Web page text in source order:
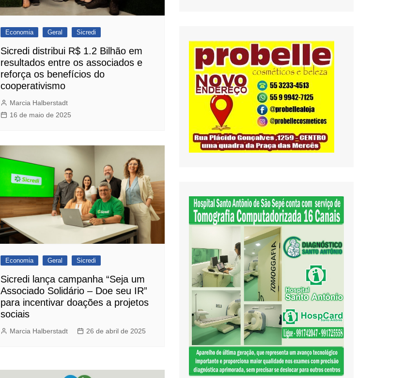
Economia Geral Sicredi
Sicredi distribui R$ 1.2 Bilhão em
resultados entre os associados e
reforça os benefícios do
cooperativismo
Marcia Halberstadt
16 de maio de 2025
Economia Geral Sicredi
Sicredi lança campanha “Seja um
Associado Solidário – Doe seu IR”
para incentivar doações a projetos
sociais
Marcia Halberstadt 26 de abril de 2025